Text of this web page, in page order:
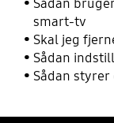
Sådan
smart-tv
Skal jeg
Sådan
Sådan